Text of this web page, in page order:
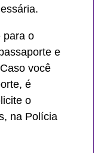
para o
e
você
é
o
na Polícia